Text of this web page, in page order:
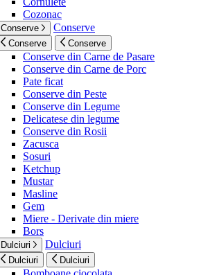
Cozonac
Conserve Conserve
Conserve Conserve
Conserve din Carne de Pasare
Conserve din Carne de Porc
Pate ficat
Conserve din Peste
Conserve din Legume
Delicatese din legume
Conserve din Rosii
Zacusca
Sosuri
Ketchup
Mustar
Masline
Gem
Miere - Derivate din miere
Bors
Dulciuri Dulciuri
Dulciuri Dulciuri